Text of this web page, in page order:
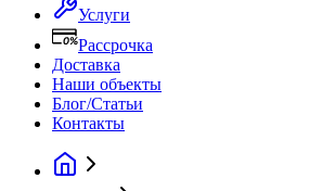
Услуги
Рассрочка
Доставка
Наши объекты
Блог/Статьи
Контакты